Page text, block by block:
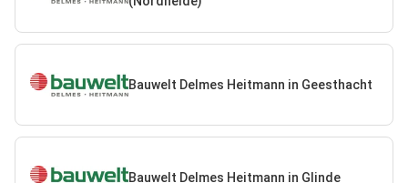
Bauwelt Delmes Heitmann in Geesthacht
Bauwelt Delmes Heitmann in Glinde